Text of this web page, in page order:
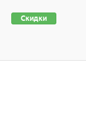
Скидки